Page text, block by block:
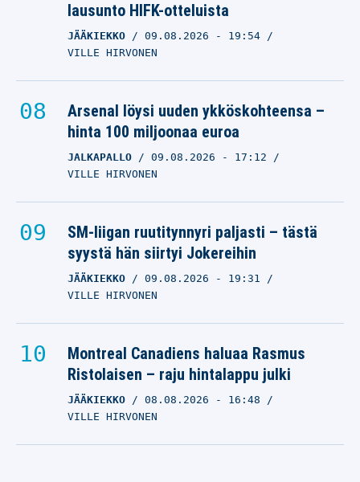
lausunto HIFK-otteluista
JÄÄKIEKKO 09.08.2026 - 19:54
VILLE HIRVONEN
Arsenal löysi uuden ykköskohteensa –
hinta 100 miljoonaa euroa
JALKAPALLO 09.08.2026 - 17:12
VILLE HIRVONEN
SM-liigan ruutitynnyri paljasti – tästä
syystä hän siirtyi Jokereihin
JÄÄKIEKKO 09.08.2026 - 19:31
VILLE HIRVONEN
Montreal Canadiens haluaa Rasmus
Ristolaisen – raju hintalappu julki
JÄÄKIEKKO 08.08.2026 - 16:48
VILLE HIRVONEN